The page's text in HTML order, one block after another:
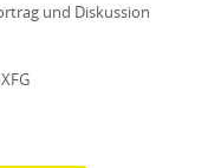
und Diskussion